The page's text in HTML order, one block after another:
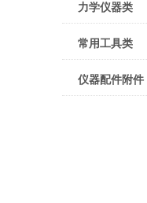
力学仪器类
常用工具类
仪器配件附件